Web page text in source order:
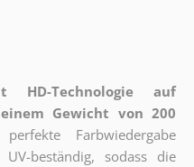
HD-Technologie auf
Gewicht von 200
Farbwiedergabe
beständig, sodass die